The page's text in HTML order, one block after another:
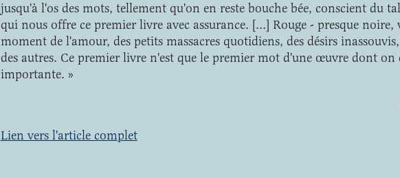
jusqu'à l'os des mots, tellement qu'on en reste bouche bée, conscient du
qui nous offre ce premier livre avec assurance. […] Rouge - presque noire,
moment de l'amour, des petits massacres quotidiens, des désirs
des autres. Ce premier livre n'est que le premier mot d'une œuvre dont on
importante. »
Lien vers l'article complet